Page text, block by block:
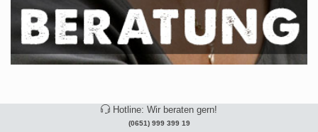
Hotline: Wir beraten gern!
(0651) 999 399 19